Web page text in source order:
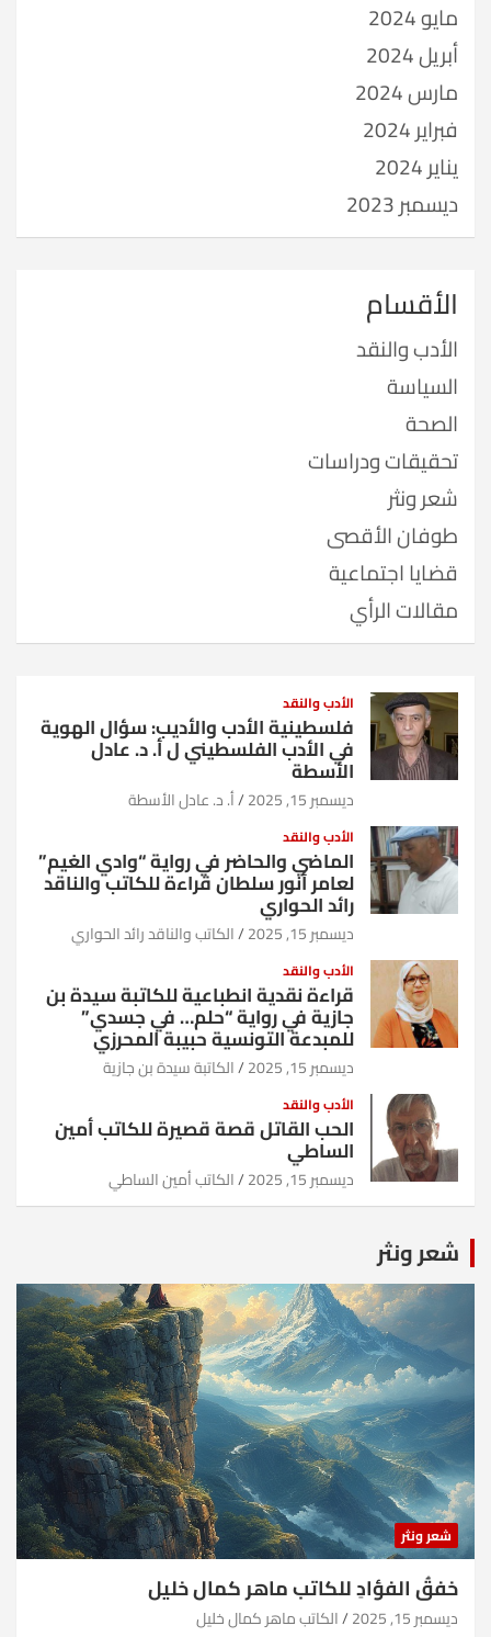
مايو 2024
أبريل 2024
مارس 2024
فبراير 2024
يناير 2024
ديسمبر 2023
الأقسام
الأدب والنقد
السياسة
الصحة
تحقيقات ودراسات
شعر ونثر
طوفان الأقصى
قضايا اجتماعية
مقالات الرأي
الأدب والنقد
فلسطينية الأدب والأديب: سؤال الهوية
في الأدب الفلسطيني ل أ. د. عادل
الأسطة
ديسمبر 15, 2025 أ. د. عادل الأسطة
الأدب والنقد
الماضي والحاضر في رواية “وادي الغيم”
لعامر أنور سلطان قراءة للكاتب والناقد
رائد الحواري
ديسمبر 15, 2025 الكاتب والناقد رائد الحواري
الأدب والنقد
قراءة نقدية انطباعية للكاتبة سيدة بن
جازية في رواية “حلم… في جسدي”
للمبدعة التونسية حبيبة المحرزي
ديسمبر 15, 2025 الكاتبة سيدة بن جازية
الأدب والنقد
الحب القاتل قصة قصيرة للكاتب أمين
الساطي
ديسمبر 15, 2025 الكاتب أمين الساطي
شعر ونثر
شعر ونثر
خفقُ الفؤادِ للكاتب ماهر كمال خليل
ديسمبر 15, 2025 الكاتب ماهر كمال خليل